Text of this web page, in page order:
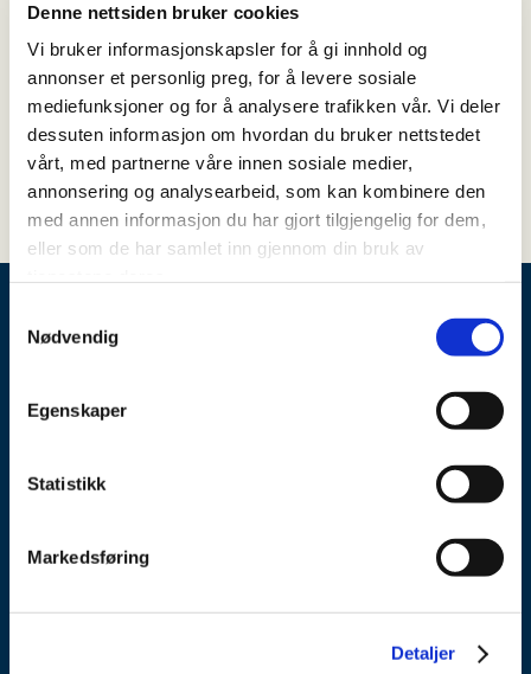
Denne nettsiden bruker cookies
Vi bruker informasjonskapsler for å gi innhold og
annonser et personlig preg, for å levere sosiale
mediefunksjoner og for å analysere trafikken vår. Vi deler
dessuten informasjon om hvordan du bruker nettstedet
vårt, med partnerne våre innen sosiale medier,
annonsering og analysearbeid, som kan kombinere den
med annen informasjon du har gjort tilgjengelig for dem,
eller som de har samlet inn gjennom din bruk av
Nødvendig
Egenskaper
Statistikk
Markedsføring
Detaljer
historie at eventbyråer vurderes på lik linje med
reklame-, PR- og…
Les mer
22. november 2024
0164 Oslo
LinkedIn